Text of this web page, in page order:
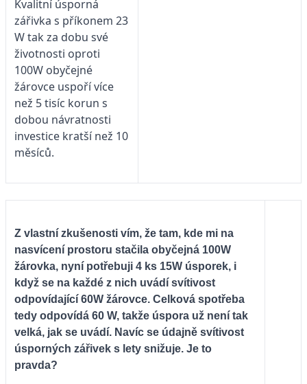
Kvalitní úsporná
zářivka s příkonem 23
W tak za dobu své
životnosti oproti
100W obyčejné
žárovce uspoří více
než 5 tisíc korun s
dobou návratnosti
investice kratší než 10
měsíců.
Z vlastní zkušenosti vím, že tam, kde mi na
nasvícení prostoru stačila obyčejná 100W
žárovka, nyní potřebuji 4 ks 15W úsporek, i
když se na každé z nich uvádí svítivost
odpovídající 60W žárovce. Celková spotřeba
tedy odpovídá 60 W, takže úspora už není tak
velká, jak se uvádí. Navíc se údajně svítivost
úsporných zářivek s lety snižuje. Je to
pravda?